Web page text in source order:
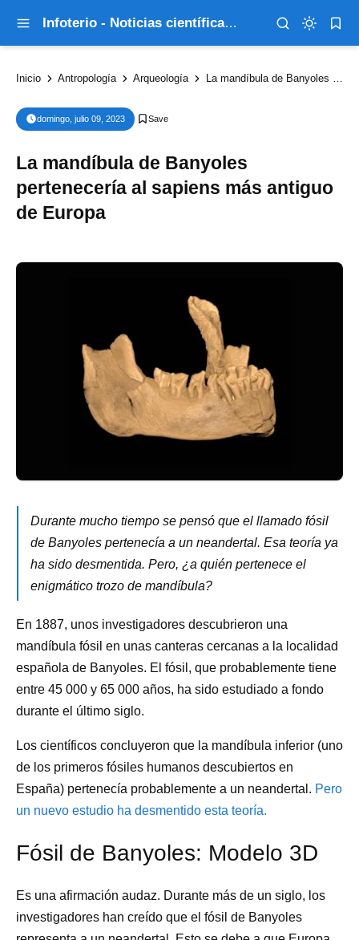
Infoterio - Noticias científicas que explican el mundo
Inicio Antropología Arqueología La mandíbula de Banyoles pertenecería al sapiens más antiguo de Europa
domingo, julio 09, 2023
La mandíbula de Banyoles
pertenecería al sapiens más antiguo
de Europa
Durante mucho tiempo se pensó que el llamado fósil
de Banyoles pertenecía a un neandertal. Esa teoría ya
ha sido desmentida. Pero, ¿a quién pertenece el
enigmático trozo de mandíbula?
En 1887, unos investigadores descubrieron una
mandíbula fósil en unas canteras cercanas a la localidad
española de Banyoles. El fósil, que probablemente tiene
entre 45 000 y 65 000 años, ha sido estudiado a fondo
durante el último siglo.
Los científicos concluyeron que la mandíbula inferior (uno
de los primeros fósiles humanos descubiertos en
España) pertenecía probablemente a un neandertal. Pero
un nuevo estudio ha desmentido esta teoría.
Fósil de Banyoles: Modelo 3D
Es una afirmación audaz. Durante más de un siglo, los
investigadores han creído que el fósil de Banyoles